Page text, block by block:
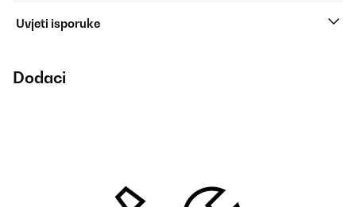
Uvjeti isporuke
Dodaci